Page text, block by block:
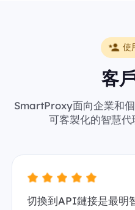
使
客
SmartProxy面向企業和
可客製化的智慧代
切換到API鏈接是最明